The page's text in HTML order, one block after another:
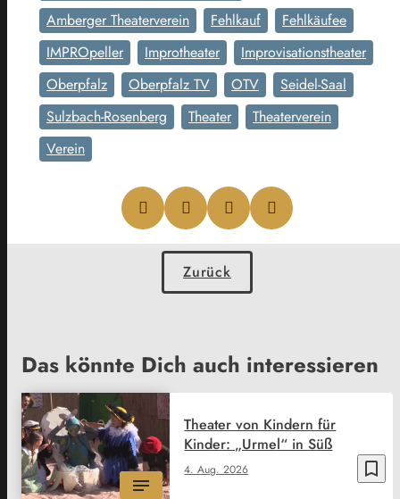
Amberger Theaterverein
Fehlkauf
Fehlkäufee
IMPROpeller
Improtheater
Improvisationstheater
Oberpfalz
Oberpfalz TV OTV
Seidel-Saal
Sulzbach-Rosenberg
Theater
Theaterverein
Verein
Zurück
Das könnte Dich auch interessieren
bookmark_border
4. Aug. 2026
Theater von Kindern für
Kinder: „Urmel“ in Süß